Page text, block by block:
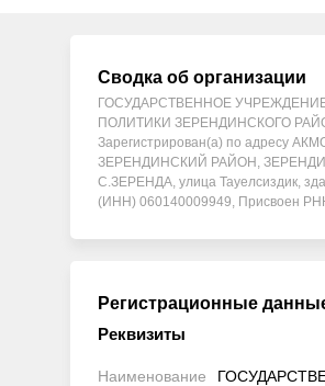
Сводка об организации
ГОСУДАРСТВЕННОЕ
ПОЛИТИКИ ЗЕРЕНДИНСКОГО
Зарегистрирован(а) по адресу
ЗЕРЕНДИНСКИЙ РАЙОН,
С.ЗЕРЕНДА, улица Тауелсиздик,
(ИНН) 060140009949, Присвоен
Регистрационные
Реквизиты
Наименование